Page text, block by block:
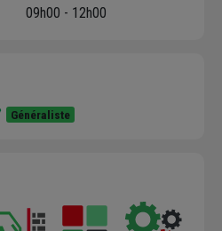
09h00 - 12h00
Généraliste